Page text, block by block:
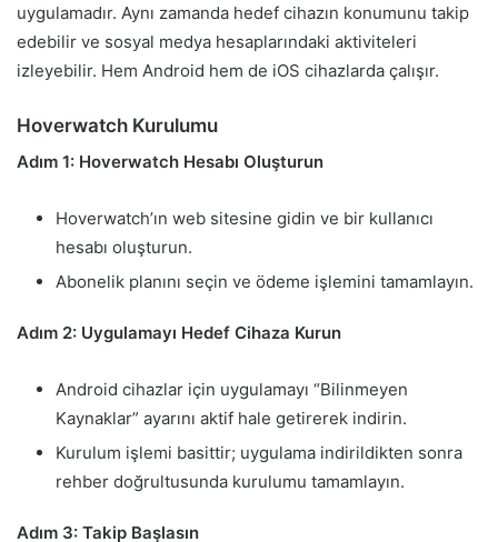
uygulamadır. Aynı zamanda hedef cihazın konumunu takip
edebilir ve sosyal medya hesaplarındaki aktiviteleri
izleyebilir. Hem Android hem de iOS cihazlarda çalışır.
Hoverwatch Kurulumu
Adım 1: Hoverwatch Hesabı Oluşturun
Hoverwatch’ın web sitesine gidin ve bir kullanıcı
hesabı oluşturun.
Abonelik planını seçin ve ödeme işlemini tamamlayın.
Adım 2: Uygulamayı Hedef Cihaza Kurun
Android cihazlar için uygulamayı “Bilinmeyen
Kaynaklar” ayarını aktif hale getirerek indirin.
Kurulum işlemi basittir; uygulama indirildikten sonra
rehber doğrultusunda kurulumu tamamlayın.
Adım 3: Takip Başlasın